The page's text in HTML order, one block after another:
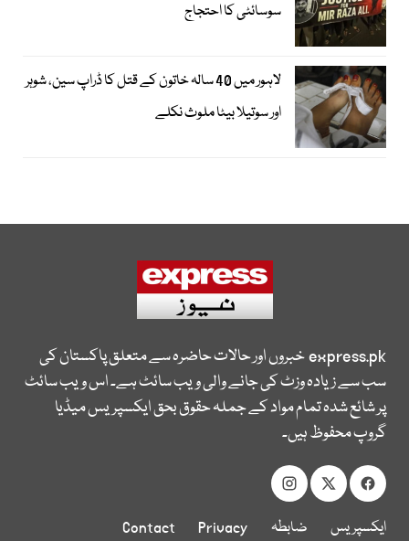
سوسائٹی کا احتجاج
لاہور میں 40 سالہ خاتون کے قتل کا ڈراپ سین، شوہر
اور سوتیلا بیٹا ملوث نکلے
express.pkخبروں اور حالات حاضرہ سے متعلق پاکستان کی
سب سے زیادہ وزٹ کی جانے والی ویب سائٹ ہے۔ اس ویب سائٹ
پر شائع شدہ تمام مواد کے جملہ حقوق بحق ایکسپریس میڈیا
گروپ محفوظ ہیں۔
ایکسپریس
ضابطہ
Privacy
Contact